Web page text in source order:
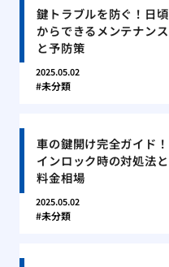
鍵トラブルを防ぐ！日頃
からできるメンテナンス
と予防策
2025.05.02
未分類
車の鍵開け完全ガイド！
インロック時の対処法と
料金相場
2025.05.02
未分類